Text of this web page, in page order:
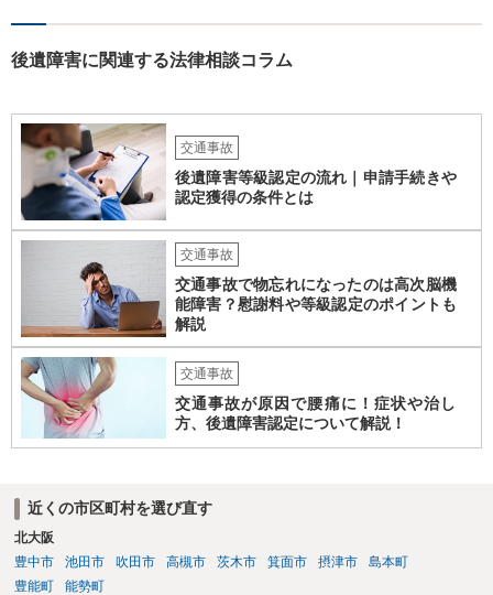
ャラクターの問題もあるので、どうすればよいのかという正解はあり
合によっては交渉を任せた方がいいかもしれません。
後遺障害に関連する法律相談コラム
交通事故
後遺障害等級認定の流れ｜申請手続きや
認定獲得の条件とは
交通事故
交通事故で物忘れになったのは高次脳機
能障害？慰謝料や等級認定のポイントも
解説
交通事故
交通事故が原因で腰痛に！症状や治し
方、後遺障害認定について解説！
近くの市区町村を選び直す
北大阪
豊中市
池田市 吹田市 高槻市 茨木市 箕面市 摂津市
島本町
豊能町
能勢町